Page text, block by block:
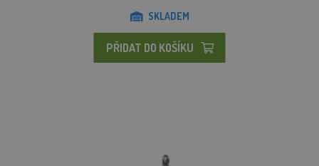
SKLADEM
PŘIDAT DO KOŠÍKU